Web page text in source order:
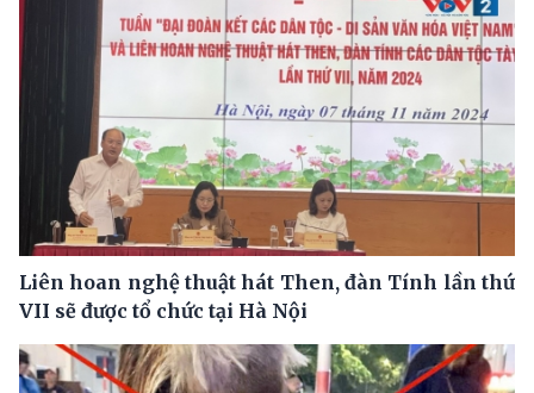
Liên hoan nghệ thuật hát Then, đàn Tính lần thứ
VII sẽ được tổ chức tại Hà Nội